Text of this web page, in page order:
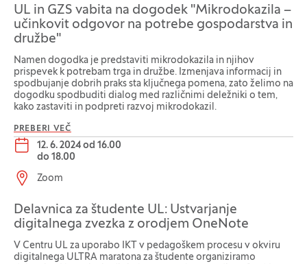
UL in GZS vabita na dogodek "Mikrodokazila –
učinkovit odgovor na potrebe gospodarstva in
družbe"
Namen dogodka je predstaviti mikrodokazila in njihov
prispevek k potrebam trga in družbe. Izmenjava informacij in
spodbujanje dobrih praks sta ključnega pomena, zato želimo na
dogodku spodbuditi dialog med različnimi deležniki o tem,
kako zastaviti in podpreti razvoj mikrodokazil.
PREBERI VEČ
Datum dogodka:
12. 6. 2024 od 16.00
do 18.00
Lokacija dogodka:
Zoom
Delavnica za študente UL: Ustvarjanje
digitalnega zvezka z orodjem OneNote
V Centru UL za uporabo IKT v pedagoškem procesu v okviru
digitalnega ULTRA maratona za študente organiziramo